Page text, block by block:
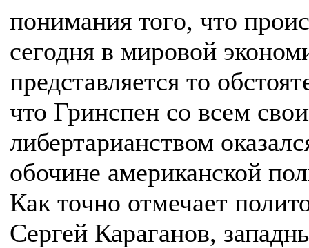
понимания того, что
сегодня в мировой
представляется то
что Гринспен со всем
либертарианством
обочине американской
Как точно отмечает
Сергей Караганов,